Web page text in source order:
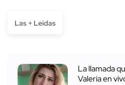
Las + Leídas
La llamada
Valeria en